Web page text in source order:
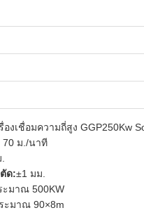
องเชื่อมความถี่สูง GGP250Kw
70 ม./นาที
ด:±1 มม.
ะมาณ 500KW
ะมาณ 90×8m